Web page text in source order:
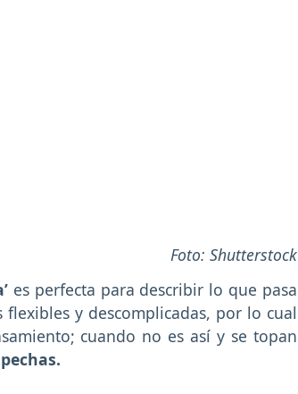
Foto: Shutterstock
es perfecta para describir lo que pasa
y descomplicadas, por lo cual
cuando no es así y se topan